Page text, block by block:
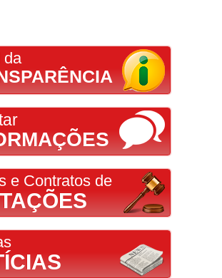
da
e Contratos de